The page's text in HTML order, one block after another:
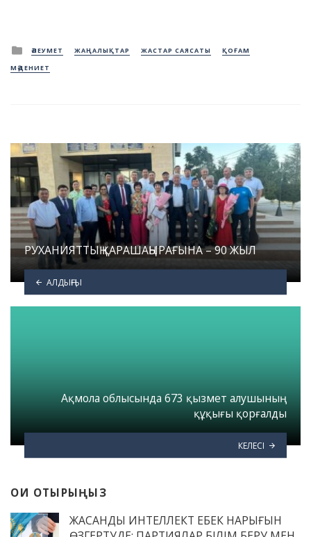
Posted
in
ӘЛЕУМЕТ ЖАҢАЛЫҚТАР ЖАСТАР САЯСАТЫ
ҚОҒАМ
МӘДЕНИЕТ
РУХАНИЯТТЫҢ ҚАРАШАҢЫРАҒЫНА – 90 ЖЫЛ
АЛДЫҢҒЫ
Ақмола облысында 673 қызмет алушының
құқығы қорғалды
КЕЛЕСІ
ОҚИ ОТЫРЫҢЫЗ
ЖАСАНДЫ ИНТЕЛЛЕКТ ЕҢБЕК НАРЫҒЫН